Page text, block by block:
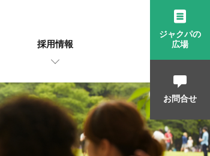
採用情報
ジャクパの
広場
お問合せ